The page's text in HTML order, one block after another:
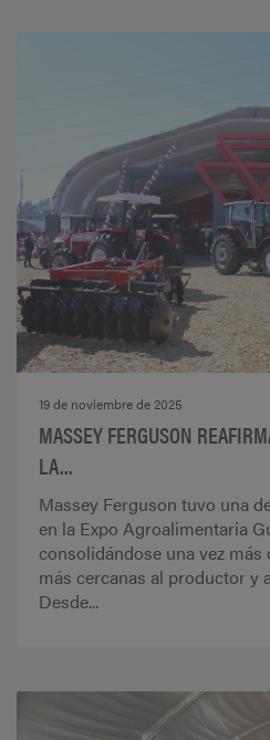
19 de noviembre de 2025
MASSEY FERGUSON
LA...
Massey Ferguson tuvo una
en la Expo Agroalimentaria
consolidándose una vez
más cercanas al productor y
Desde...